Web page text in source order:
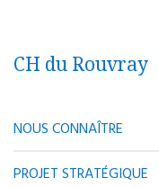
CH du Rouvray
NOUS CONNAÎTRE
PROJET STRATÉGIQUE